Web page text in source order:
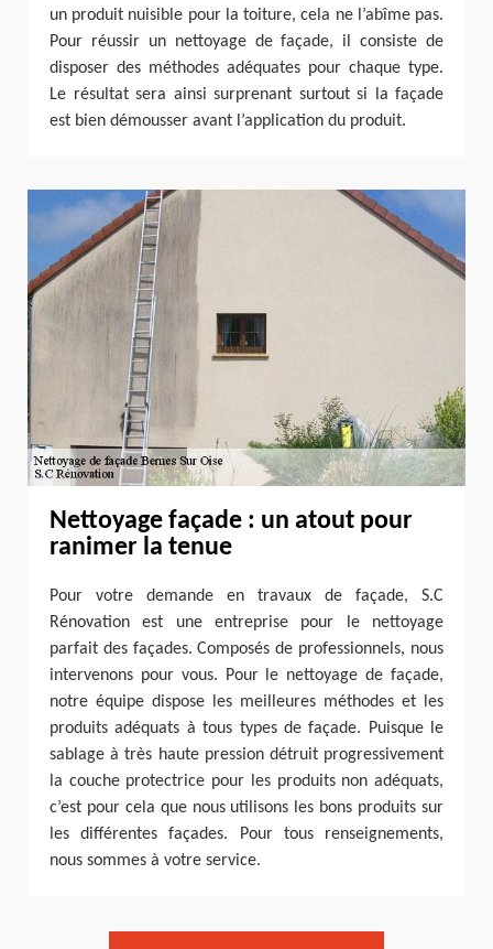
un produit nuisible pour la toiture, cela ne l’abîme pas.
Pour réussir un nettoyage de façade, il consiste de
disposer des méthodes adéquates pour chaque type.
Le résultat sera ainsi surprenant surtout si la façade
est bien démousser avant l’application du produit.
Nettoyage façade : un atout pour
ranimer la tenue
Pour votre demande en travaux de façade, S.C
Rénovation est une entreprise pour le nettoyage
parfait des façades. Composés de professionnels, nous
intervenons pour vous. Pour le nettoyage de façade,
notre équipe dispose les meilleures méthodes et les
produits adéquats à tous types de façade. Puisque le
sablage à très haute pression détruit progressivement
la couche protectrice pour les produits non adéquats,
c’est pour cela que nous utilisons les bons produits sur
les différentes façades. Pour tous renseignements,
nous sommes à votre service.